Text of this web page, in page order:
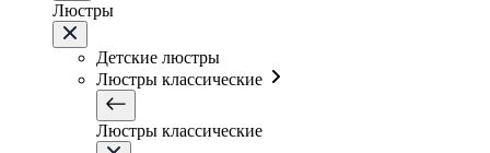
Люстры
Детские люстры
Люстры классические
Люстры классические